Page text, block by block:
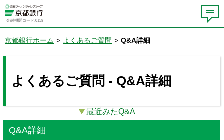
金融機関コード:0158
京都銀行ホーム > よくあるご質問 > Q&A詳細
よくあるご質問 - Q&A詳細
最近みたQ&A
Q&A詳細